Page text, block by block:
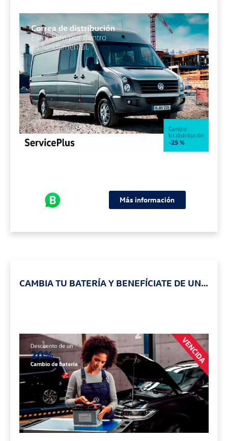
Más información
CAMBIA TU BATERÍA Y BENEFÍCIATE DE UN